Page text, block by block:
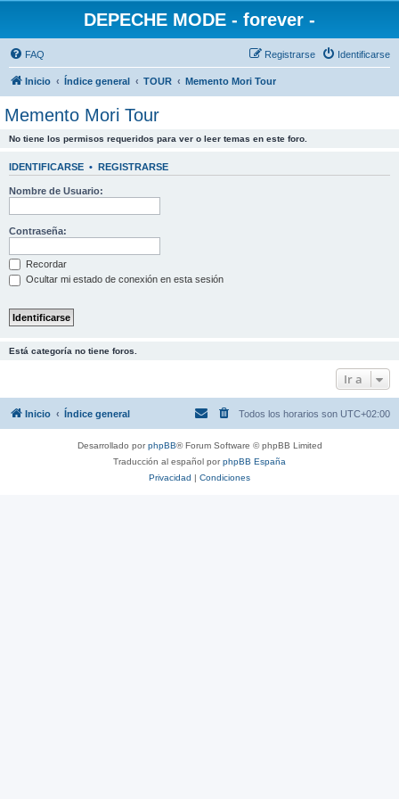
DEPECHE MODE - forever -
FAQ Identificarse
Registrarse
Inicio Índice general TOUR Memento Mori Tour
Memento Mori Tour
No tiene los permisos requeridos para ver o leer temas en este foro.
IDENTIFICARSE • REGISTRARSE
Nombre de Usuario:
Contraseña:
Recordar
Ocultar mi estado de conexión en esta sesión
Está categoría no tiene foros.
Ir a
Inicio Índice general Todos los horarios son UTC+02:00
Desarrollado porphpBB® Forum Software © phpBB Limited
Traducción al español porphpBB España
Privacidad | Condiciones